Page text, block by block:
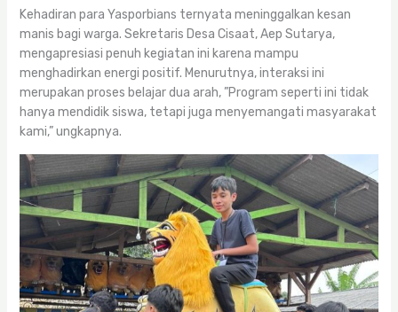
Kehadiran para Yasporbians ternyata meninggalkan kesan
manis bagi warga. Sekretaris Desa Cisaat, Aep Sutarya,
mengapresiasi penuh kegiatan ini karena mampu
menghadirkan energi positif. Menurutnya, interaksi ini
merupakan proses belajar dua arah, ”Program seperti ini tidak
hanya mendidik siswa, tetapi juga menyemangati masyarakat
kami,” ungkapnya.